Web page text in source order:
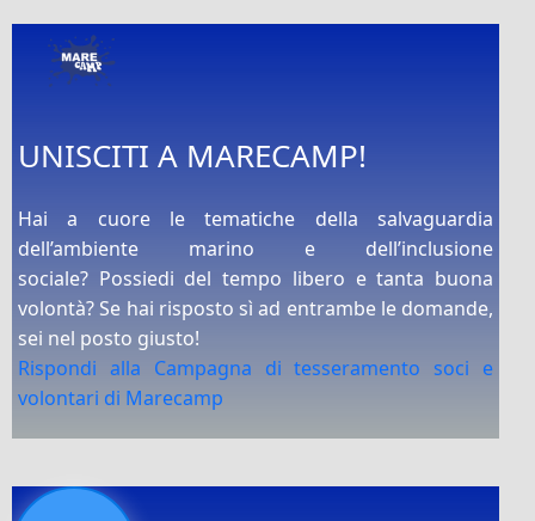
UNISCITI A MARECAMP!
Hai a cuore le tematiche della salvaguardia
dell’ambiente marino e dell’inclusione
sociale? Possiedi del tempo libero e tanta buona
volontà? Se hai risposto sì ad entrambe le domande,
sei nel posto giusto!
Rispondi alla Campagna di tesseramento soci e
volontari di Marecamp